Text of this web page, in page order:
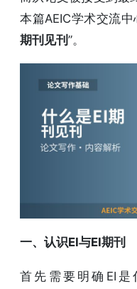
本篇AEIC学术交流
期刊见刊 ”。
一、认识EI与EI期刊
首先需要明确EI是